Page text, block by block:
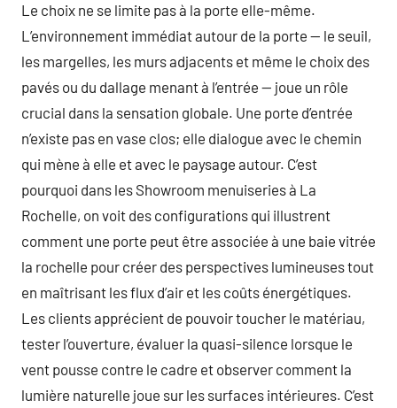
Le choix ne se limite pas à la porte elle-même.
L’environnement immédiat autour de la porte — le seuil,
les margelles, les murs adjacents et même le choix des
pavés ou du dallage menant à l’entrée — joue un rôle
crucial dans la sensation globale. Une porte d’entrée
n’existe pas en vase clos; elle dialogue avec le chemin
qui mène à elle et avec le paysage autour. C’est
pourquoi dans les Showroom menuiseries à La
Rochelle, on voit des configurations qui illustrent
comment une porte peut être associée à une baie vitrée
la rochelle pour créer des perspectives lumineuses tout
en maîtrisant les flux d’air et les coûts énergétiques.
Les clients apprécient de pouvoir toucher le matériau,
tester l’ouverture, évaluer la quasi-silence lorsque le
vent pousse contre le cadre et observer comment la
lumière naturelle joue sur les surfaces intérieures. C’est